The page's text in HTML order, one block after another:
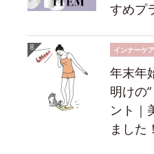
すめプ
インナーケア
年末年
明けの
ント｜
ました！